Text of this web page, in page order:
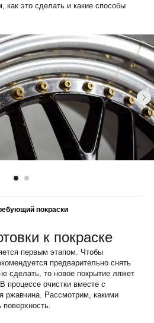
как это сделать и какие способы
покраски
к покраске
первым этапом. Чтобы
предварительно снять
сделать, то новое покрытие ляжет
процессе очистки вместе с
ржавчина. Рассмотрим, какими